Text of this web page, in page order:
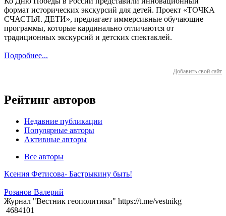
формат исторических экскурсий для детей. Проект «ТОЧКА
СЧАСТЬЯ. ДЕТИ», предлагает иммерсивные обучающие
программы, которые кардинально отличаются от
традиционных экскурсий и детских спектаклей.
Подробнее...
Добавить свой сайт
Рейтинг авторов
Недавние публикации
Популярные авторы
Активные авторы
Все авторы
Ксения Фетисова- Бастрыкину быть!
Розанов Валерий
Журнал "Вестник геополитики" https://t.me/vestnikg
4684101